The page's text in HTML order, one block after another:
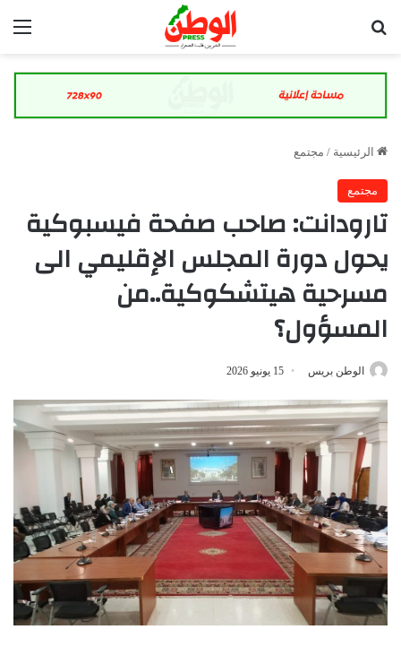
الرئيسية / مجتمع
مجتمع
تارودانت: صاحب صفحة فيسبوكية
يحول دورة المجلس الإقليمي الى
مسرحية هيتشكوكية..من
المسؤول؟
الوطن بريس 15 يونيو 2026